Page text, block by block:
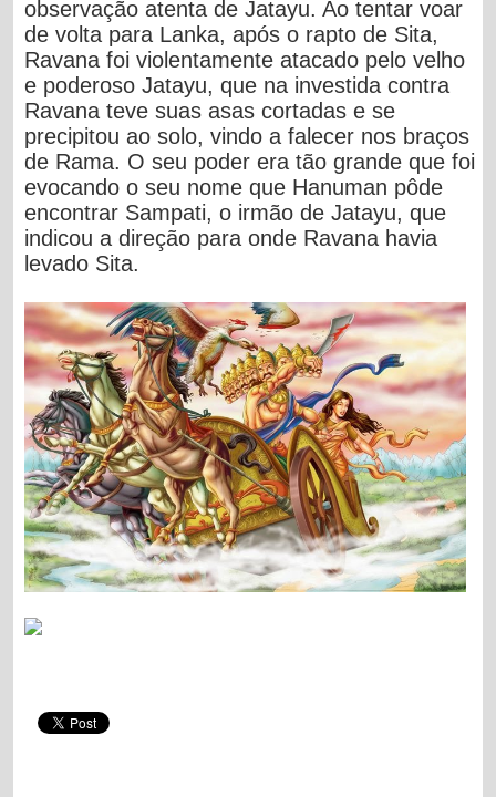
observação atenta de Jatayu. Ao tentar voar
de volta para Lanka, após o rapto de Sita,
Ravana foi violentamente atacado pelo velho
e poderoso Jatayu, que na investida contra
Ravana teve suas asas cortadas e se
precipitou ao solo, vindo a falecer nos braços
de Rama. O seu poder era tão grande que foi
evocando o seu nome que Hanuman pôde
encontrar Sampati, o irmão de Jatayu, que
indicou a direção para onde Ravana havia
levado Sita.